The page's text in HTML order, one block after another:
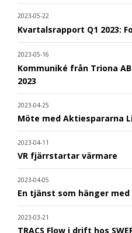
2023-05-22
Kvartalsrapport Q1 2023:
2023-05-16
Kommuniké från Triona
2023
2023-04-25
Möte med Aktiespararna
2023-04-11
VR fjärrstartar värmare
2023-04-05
En tjänst som hänger
2023-03-21
TRACS Flow i drift hos